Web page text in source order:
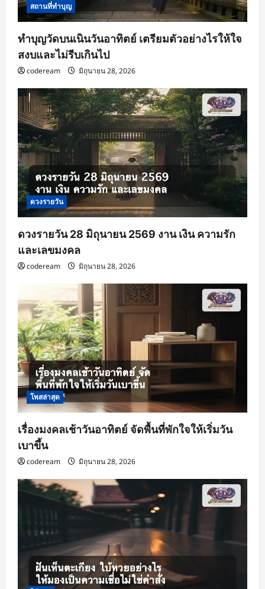
สถานที่ทำบุญ
ทำบุญวัดบนเนินวันอาทิตย์ เตรียมตัวอย่างไรให้ใจ
สงบและไม่รีบเกินไป
codeream มิถุนายน 28, 2026
ดวงรายวัน
ดวงรายวัน 28 มิถุนายน 2569 งาน เงิน ความรัก
และเลขมงคล
codeream มิถุนายน 28, 2026
โพสล่าสุด
เรื่องมงคลเช้าวันอาทิตย์ จัดพื้นที่พักใจให้เริ่มวัน
เบาขึ้น
codeream มิถุนายน 28, 2026